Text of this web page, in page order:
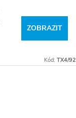
ZOBRAZIT
Kód: TX4/92